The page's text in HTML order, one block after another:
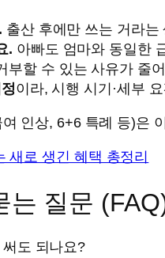
출산 후에만 쓰는 거라
. 아빠도 엄마와 동일한
부할 수 있는 사유가 줄
이라, 시행 시기·세부
인상, 6+6 특례 등)은
새로 생긴 혜택 총정리
는 질문
도 되나요?